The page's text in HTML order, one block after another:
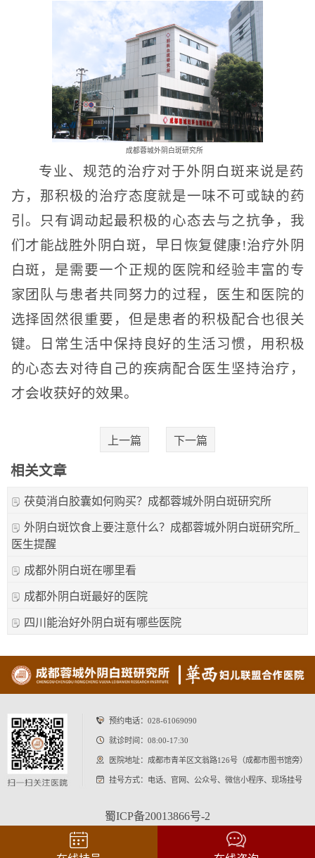
成都蓉城外阴白斑研究所
专业、规范的治疗对于外阴白斑来说是药
方，那积极的治疗态度就是一味不可或缺的药
引。只有调动起最积极的心态去与之抗争，我
们才能战胜外阴白斑，早日恢复健康!治疗外阴
白斑，是需要一个正规的医院和经验丰富的专
家团队与患者共同努力的过程，医生和医院的
选择固然很重要，但是患者的积极配合也很关
键。日常生活中保持良好的生活习惯，用积极
的心态去对待自己的疾病配合医生坚持治疗，
才会收获好的效果。
上一篇 下一篇
相关文章
茯萸消白胶囊如何购买？成都蓉城外阴白斑研究所
外阴白斑饮食上要注意什么？成都蓉城外阴白斑研究所_
医生提醒
成都外阴白斑在哪里看
成都外阴白斑最好的医院
四川能治好外阴白斑有哪些医院
预约电话： 028-61069090
就诊时间：08:00-17:30
医院地址：成都市青羊区文翁路126号（成都市图书馆旁）
挂号方式：电话、官网、公众号、微信小程序、现场挂号
蜀ICP备20013866号-2